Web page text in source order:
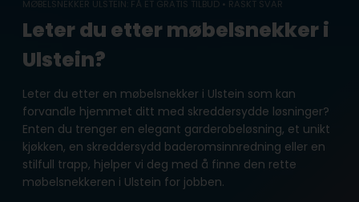
MØBELSNEKKER ULSTEIN: FÅ ET GRATIS TILBUD • RASKT SVAR
Leter du etter møbelsnekker i
Ulstein?
Leter du etter en møbelsnekker i Ulstein som kan
forvandle hjemmet ditt med skreddersydde løsninger?
Enten du trenger en elegant garderobeløsning, et unikt
kjøkken, en skreddersydd baderomsinnredning eller en
stilfull trapp, hjelper vi deg med å finne den rette
møbelsnekkeren i Ulstein for jobben.